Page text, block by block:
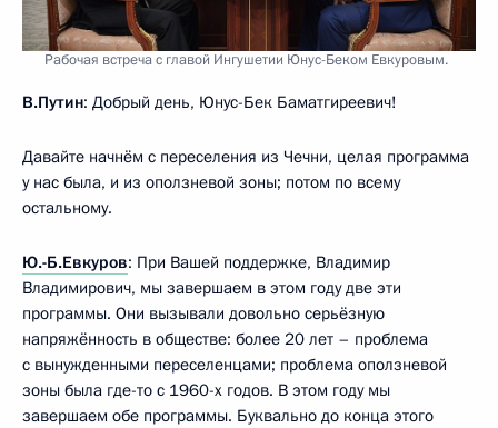
Рабочая встреча с главой Ингушетии Юнус-Беком Евкуровым.
В.Путин: Добрый день, Юнус-Бек Баматгиреевич!
Давайте начнём с переселения из Чечни, целая программа
у нас была, и из оползневой зоны; потом по всему
остальному.
Ю.-Б.Евкуров: При Вашей поддержке, Владимир
Владимирович, мы завершаем в этом году две эти
программы. Они вызывали довольно серьёзную
напряжённость в обществе: более 20 лет – проблема
с вынужденными переселенцами; проблема оползневой
зоны была где-то с 1960-х годов. В этом году мы
завершаем обе программы. Буквально до конца этого